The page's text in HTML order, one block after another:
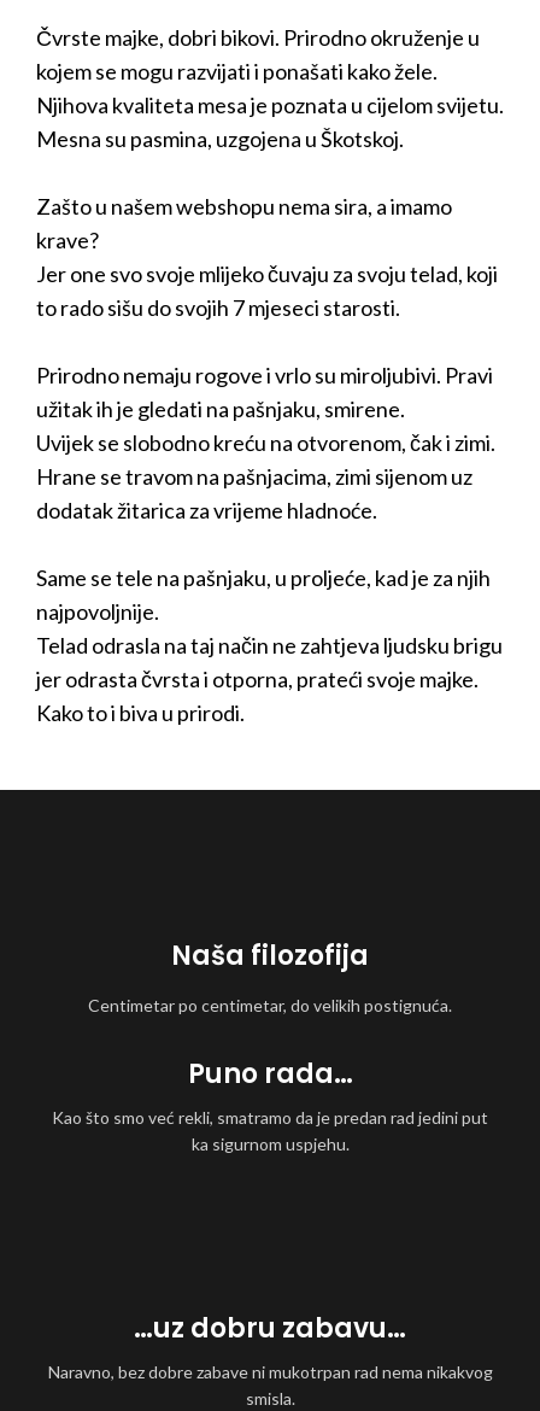
Čvrste majke, dobri bikovi. Prirodno okruženje u
kojem se mogu razvijati i ponašati kako žele.
Njihova kvaliteta mesa je poznata u cijelom svijetu.
Mesna su pasmina, uzgojena u Škotskoj.
Zašto u našem webshopu nema sira, a imamo
krave?
Jer one svo svoje mlijeko čuvaju za svoju telad, koji
to rado sišu do svojih 7 mjeseci starosti.
Prirodno nemaju rogove i vrlo su miroljubivi. Pravi
užitak ih je gledati na pašnjaku, smirene.
Uvijek se slobodno kreću na otvorenom, čak i zimi.
Hrane se travom na pašnjacima, zimi sijenom uz
dodatak žitarica za vrijeme hladnoće.
Same se tele na pašnjaku, u proljeće, kad je za njih
najpovoljnije.
Telad odrasla na taj način ne zahtjeva ljudsku brigu
jer odrasta čvrsta i otporna, prateći svoje majke.
Kako to i biva u prirodi.
Naša filozofija
Centimetar po centimetar, do velikih postignuća.
Puno rada…
Kao što smo već rekli, smatramo da je predan rad jedini put
ka sigurnom uspjehu.
…uz dobru zabavu…
Naravno, bez dobre zabave ni mukotrpan rad nema nikakvog
smisla.